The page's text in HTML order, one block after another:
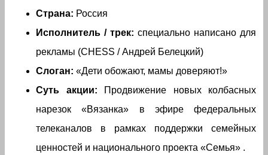
Страна: Россия
Исполнитель / трек: специально написано для
рекламы (CHESS / Андрей Белецкий)
Слоган: «Дети обожают, мамы доверяют!»
Суть акции: Продвижение новых колбасных
нарезок «Вязанка» в эфире федеральных
телеканалов в рамках поддержки семейных
ценностей и национального проекта «Семья» .